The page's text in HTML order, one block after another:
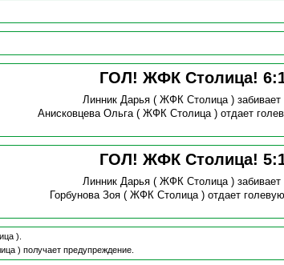
ГОЛ! ЖФК Столица!6:
Линник Дарья ( ЖФК Столица )забивает
Анисковцева Ольга( ЖФК Столица ) отдает
ГОЛ! ЖФК Столица!5:
Линник Дарья ( ЖФК Столица )забивает
Горбунова Зоя ( ЖФК Столица )отдает
).
) получает предупреждение.